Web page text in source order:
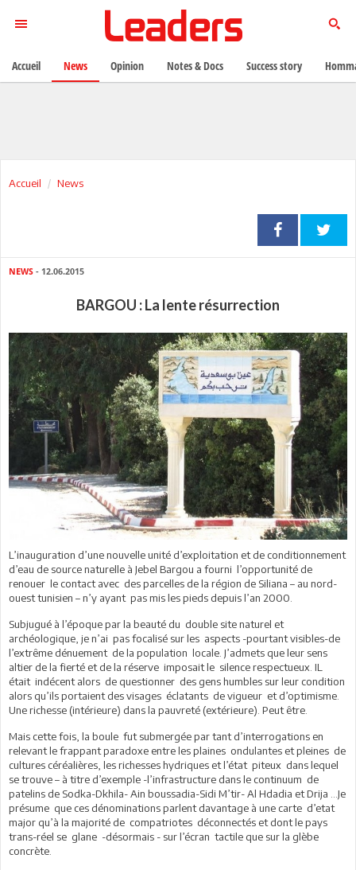
Accueil News
NEWS - 12.06.2015
BARGOU : La lente résurrection
L’inauguration d’une nouvelle unité d’exploitation et de conditionnement
d’eau de source naturelle à Jebel Bargou a fourni l’opportunité de
renouer le contact avec des parcelles de la région de Siliana – au nord-
ouest tunisien – n’y ayant pas mis les pieds depuis l’an 2000.
Subjugué à l’époque par la beauté du double site naturel et
archéologique, je n’ai pas focalisé sur les aspects -pourtant visibles-de
l’extrême dénuement de la population locale. J’admets que leur sens
altier de la fierté et de la réserve imposait le silence respectueux. IL
était indécent alors de questionner des gens humbles sur leur condition
alors qu’ils portaient des visages éclatants de vigueur et d’optimisme.
Une richesse (intérieure) dans la pauvreté (extérieure). Peut être.
Mais cette fois, la boule fut submergée par tant d’interrogations en
relevant le frappant paradoxe entre les plaines ondulantes et pleines de
cultures céréalières, les richesses hydriques et l’état piteux dans lequel
se trouve – à titre d’exemple -l’infrastructure dans le continuum de
patelins de Sodka-Dkhila- Ain boussadia-Sidi M’tir- Al Hdadia et Drija …Je
présume que ces dénominations parlent davantage à une carte d’etat
major qu’à la majorité de compatriotes déconnectés et dont le pays
trans-réel se glane -désormais - sur l’écran tactile que sur la glèbe
concrète.
Accueil News Opinion Notes & Docs Success story